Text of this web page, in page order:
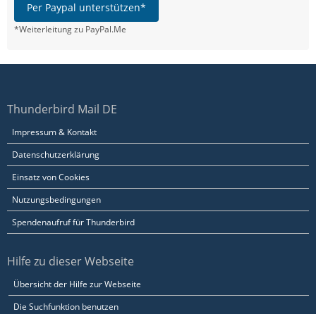
Per Paypal unterstützen*
*Weiterleitung zu PayPal.Me
Thunderbird Mail DE
Impressum & Kontakt
Datenschutzerklärung
Einsatz von Cookies
Nutzungsbedingungen
Spendenaufruf für Thunderbird
Hilfe zu dieser Webseite
Übersicht der Hilfe zur Webseite
Die Suchfunktion benutzen